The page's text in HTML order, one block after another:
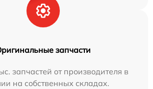
запчасти
запчастей от производителя в
на собственных складах.